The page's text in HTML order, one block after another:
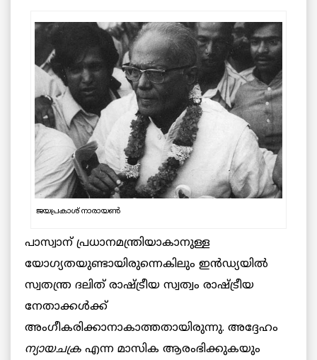
ജയപ്രകാശ് നാരായൺ
പാസ്വാന് പ്രധാനമന്ത്രിയാകാനുള്ള
യോഗ്യതയുണ്ടായിരുന്നെകിലും ഇൻഡ്യയിൽ
സ്വതന്ത്ര ദലിത് രാഷ്ട്രീയ സ്വത്വം രാഷ്ട്രീയ
നേതാക്കൾക്ക്
അംഗീകരിക്കാനാകാത്തതായിരുന്നു. അദ്ദേഹം
ന്യായചക്ര എന്ന മാസിക ആരംഭിക്കുകയും